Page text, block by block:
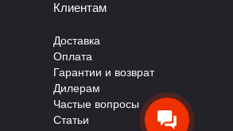
Клиентам
Доставка
Оплата
Гарантии и возврат
Дилерам
Частые вопросы
Статьи